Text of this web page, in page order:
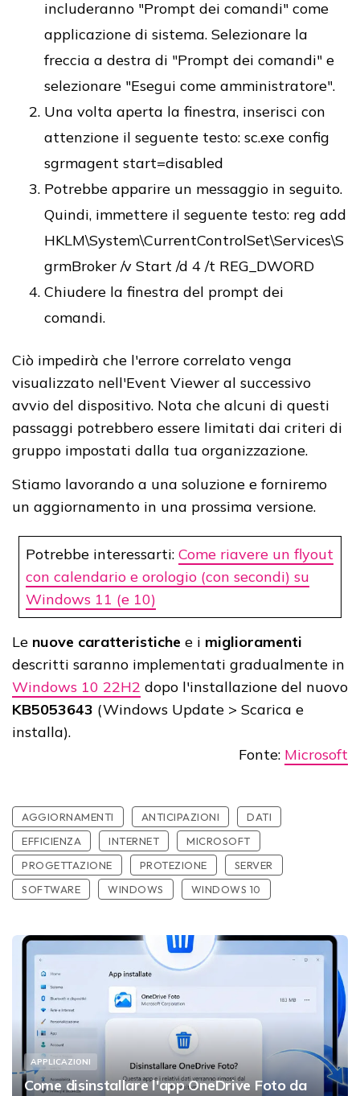
includeranno "Prompt dei comandi" come
applicazione di sistema. Selezionare la
freccia a destra di "Prompt dei comandi" e
selezionare "Esegui come amministratore".
Una volta aperta la finestra, inserisci con
attenzione il seguente testo: sc.exe config
sgrmagent start=disabled
Potrebbe apparire un messaggio in seguito.
Quindi, immettere il seguente testo: reg add
HKLM\System\CurrentControlSet\Services\S
grmBroker /v Start /d 4 /t REG_DWORD
Chiudere la finestra del prompt dei
comandi.
Ciò impedirà che l'errore correlato venga
visualizzato nell'Event Viewer al successivo
avvio del dispositivo. Nota che alcuni di questi
passaggi potrebbero essere limitati dai criteri di
gruppo impostati dalla tua organizzazione.
Stiamo lavorando a una soluzione e forniremo
un aggiornamento in una prossima versione.
Potrebbe interessarti: Come riavere un flyout
con calendario e orologio (con secondi) su
Windows 11 (e 10)
Le nuove caratteristiche e i miglioramenti
descritti saranno implementati gradualmente in
Windows 10 22H2 dopo l'installazione del nuovo
KB5053643 (Windows Update > Scarica e
installa).
Fonte: Microsoft
AGGIORNAMENTI ANTICIPAZIONI
DATI
EFFICIENZA
INTERNET
MICROSOFT
PROGETTAZIONE
PROTEZIONE
SERVER
SOFTWARE
WINDOWS WINDOWS 10
APPLICAZIONI
Come disinstallare l'app OneDrive Foto da